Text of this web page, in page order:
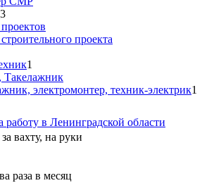
3
проекта
1
Такелажник
электромонтер, техник-электрик1
в Ленинградской области
за вахту, на руки
раза в месяц